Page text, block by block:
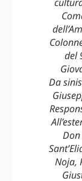
del
Da
Noja,